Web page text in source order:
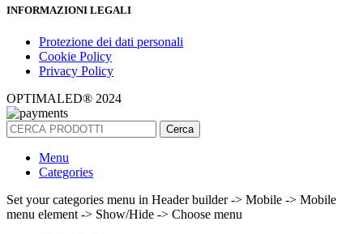
INFORMAZIONI LEGALI
Protezione dei dati personali
Cookie Policy
Privacy Policy
OPTIMALED® 2024
Cerca
Menu
Categories
Set your categories menu in Header builder -> Mobile -> Mobile
menu element -> Show/Hide -> Choose menu